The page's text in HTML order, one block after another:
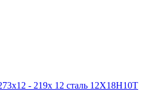
- 219х 12 сталь 12Х18Н10Т